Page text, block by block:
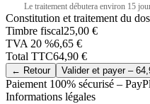
Le traitement débutera environ 15
Constitution et traitement du
Timbre fiscal25,00 €
TVA 20 %6,65 €
Total TTC64,90 €
← Retour Valider et payer –
Paiement 100% sécurisé –
Informations légales